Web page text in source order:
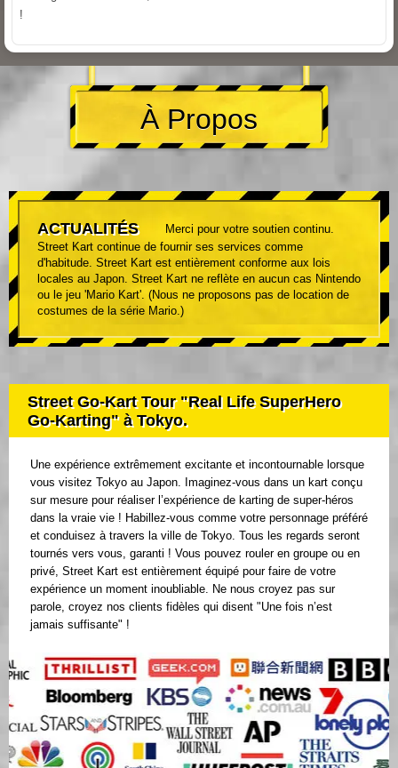
!
À Propos
ACTUALITÉS
Merci pour votre soutien continu.
Street Kart continue de fournir ses services comme
d'habitude. Street Kart est entièrement conforme aux lois
locales au Japon. Street Kart ne reflète en aucun cas Nintendo
ou le jeu 'Mario Kart'. (Nous ne proposons pas de location de
costumes de la série Mario.)
Street Go-Kart Tour "Real Life SuperHero
Go-Karting" à Tokyo.
Une expérience extrêmement excitante et incontournable lorsque
vous visitez Tokyo au Japon. Imaginez-vous dans un kart conçu
sur mesure pour réaliser l’expérience de karting de super-héros
dans la vraie vie ! Habillez-vous comme votre personnage préféré
et conduisez à travers la ville de Tokyo. Tous les regards seront
tournés vers vous, garanti ! Vous pouvez rouler en groupe ou en
privé, Street Kart est entièrement équipé pour faire de votre
expérience un moment inoubliable. Ne nous croyez pas sur
parole, croyez nos clients fidèles qui disent "Une fois n’est
jamais suffisante" !